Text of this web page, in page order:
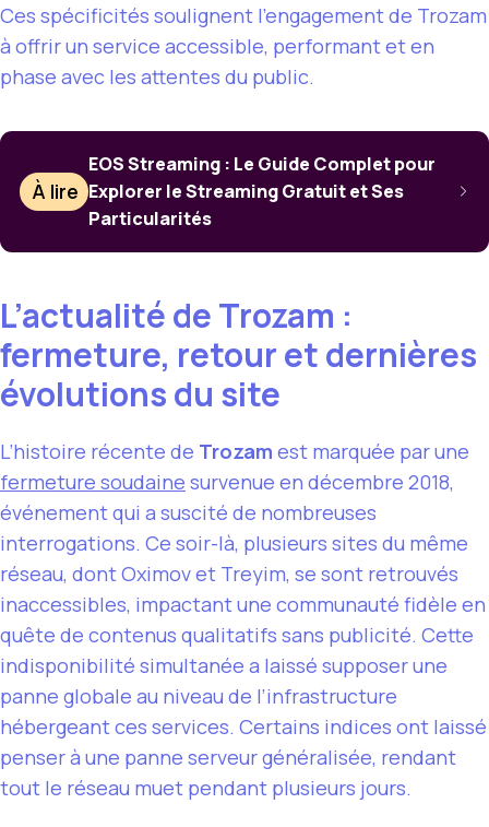
Ces spécificités soulignent l’engagement de Trozam
à offrir un service accessible, performant et en
phase avec les attentes du public.
À lire
EOS Streaming : Le Guide Complet pour
Explorer le Streaming Gratuit et Ses
Particularités
L’actualité de Trozam :
fermeture, retour et dernières
évolutions du site
L’histoire récente de Trozam est marquée par une
fermeture soudaine survenue en décembre 2018,
événement qui a suscité de nombreuses
interrogations. Ce soir-là, plusieurs sites du même
réseau, dont Oximov et Treyim, se sont retrouvés
inaccessibles, impactant une communauté fidèle en
quête de contenus qualitatifs sans publicité. Cette
indisponibilité simultanée a laissé supposer une
panne globale au niveau de l’infrastructure
hébergeant ces services. Certains indices ont laissé
penser à une panne serveur généralisée, rendant
tout le réseau muet pendant plusieurs jours.